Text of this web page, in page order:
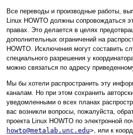
Все переводы и производные работы,
Linux HOWTO должны сопровождаться
правах. Это делается в целях
дополнительных ограничений на
HOWTO. Исключения могут составить
специального разрешения у
можно связаться по адресу
Мы бы хотели распространить эту
каналам. Но при этом сохранить
уведомленными о всех планах
вас возникли вопросы, пожалуйста,
проекта Linux HOWTO по электронной
howto@metalab.unc.edu>, или к